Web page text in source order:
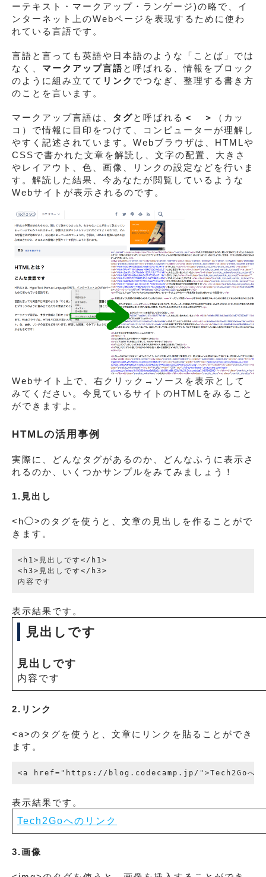
ーテキスト・マークアップ・ランゲージ)の略で、イ
ンターネット上のWebページを表現するために使わ
れている言語です。
言語と言っても英語や日本語のような「ことば」では
なく、 マークアップ言語と呼ばれる、情報をブロック
のように組み立てて リンク でつなぎ、整理する書き方
のことを言います。
マークアップ言語は、 タグと呼ばれる ＜ ＞
（カッ
コ）で情報に目印をつけて、コンピューターが理解し
やすく記述されています。Webブラウザは、HTMLや
CSSで書かれた文章を解読し、文字の配置、大きさ
やレイアウト、色、画像、リンクの設定などを行いま
す。解読した結果、今あなたが閲覧しているような
Webサイトが表示されるのです。
Webサイト上で、右クリック→ソースを表示として
みてください。今見ているサイトのHTMLをみること
ができますよ。
HTMLの活用事例
実際に、どんなタグがあるのか、どんなふうに表示さ
れるのか、いくつかサンプルをみてみましょう！
1.見出し
<h◯>のタグを使うと、文章の見出しを作ることがで
きます。
<h1>見出しです</h1>
<h3>見出しです</h3>
表示結果です。
見出しです
見出しです
内容です
2.リンク
<a>のタグを使うと、文章にリンクを貼ることができ
ます。
表示結果です。
Tech2Goへのリンク
3.画像